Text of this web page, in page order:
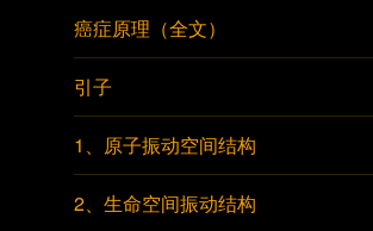
癌症原理（全文）
引子
1、原子振动空间结构
2、生命空间振动结构